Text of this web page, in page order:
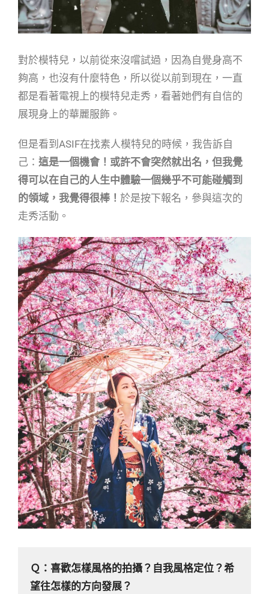
對於模特兒，以前從來沒嚐試過，因為自覺身高不
夠高，也沒有什麼特色，所以從以前到現在，一直
都是看著電視上的模特兒走秀，看著她們有自信的
展現身上的華麗服飾。
但是看到ASIF在找素人模特兒的時候，我告訴自
己： 這是一個機會！或許不會突然就出名，但我覺
得可以在自己的人生中體驗一個幾乎不可能碰觸到
的領域，我覺得很棒！ 於是按下報名，參與這次的
走秀活動。
Ｑ：喜歡怎樣風格的拍攝？自我風格定位？希
望往怎樣的方向發展？